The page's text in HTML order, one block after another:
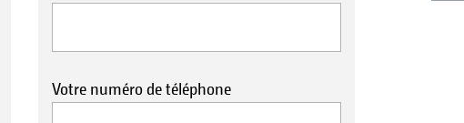
Votre numéro de téléphone